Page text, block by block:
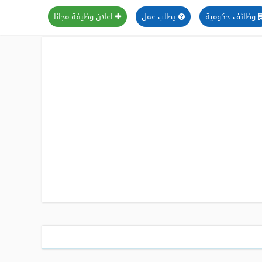
اعلان وظيفة مجانا يطلب عمل وظائف حكومية